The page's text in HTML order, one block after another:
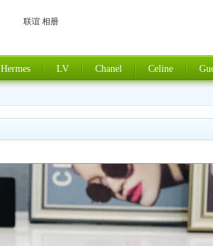
联谊 相册
Hermes LV Chanel Celine
上一张